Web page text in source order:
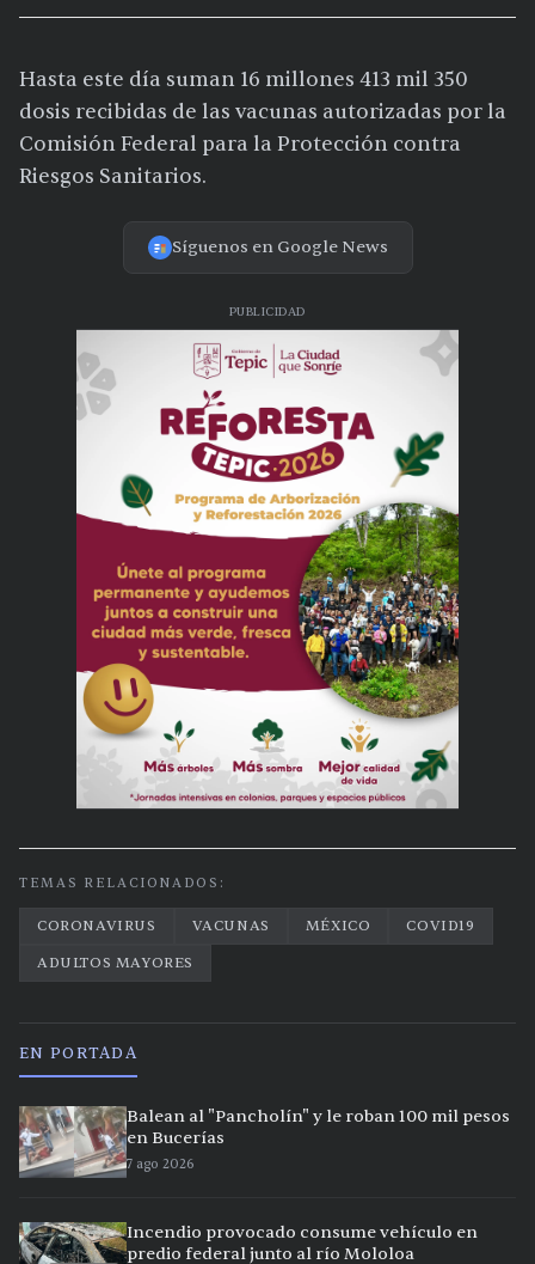
Hasta este día suman 16 millones 413 mil 350
dosis recibidas de las vacunas autorizadas por la
Comisión Federal para la Protección contra
Riesgos Sanitarios.
Síguenos en Google News
PUBLICIDAD
TEMAS RELACIONADOS:
CORONAVIRUS VACUNAS MÉXICO
COVID19
ADULTOS MAYORES
EN PORTADA
Balean al "Pancholín" y le roban 100 mil pesos
en Bucerías
7 ago 2026
Incendio provocado consume vehículo en
predio federal junto al río Mololoa